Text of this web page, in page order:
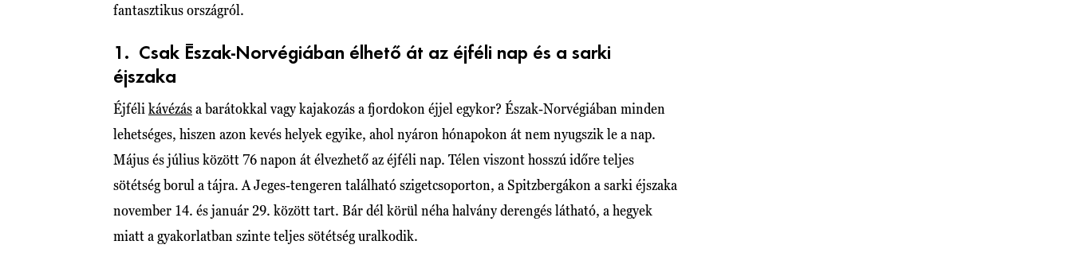
fantasztikus országról.
1. Csak Észak-Norvégiában élhető át az éjféli nap és a sarki
éjszaka
Éjféli kávézása barátokkal vagy kajakozás a fjordokon éjjel egykor? Észak-Norvégiában minden
lehetséges, hiszen azon kevés helyek egyike, ahol nyáron hónapokon át nem nyugszik le a nap.
Május és július között 76 napon át élvezhető az éjféli nap. Télen viszont hosszú időre teljes
sötétség borul a tájra. A Jeges-tengeren található szigetcsoporton, a Spitzbergákon a sarki éjszaka
november 14. és január 29. között tart. Bár dél körül néha halvány derengés látható, a hegyek
miatt a gyakorlatban szinte teljes sötétség uralkodik.